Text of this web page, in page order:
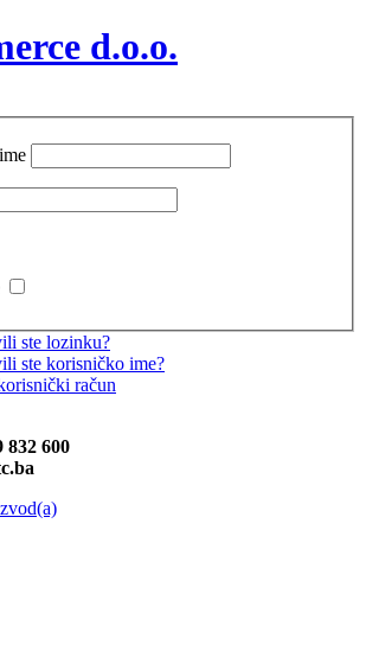
d.o.o.
ste lozinku?
ste korisničko ime?
račun
832 600